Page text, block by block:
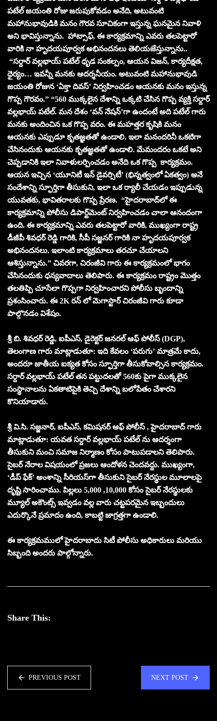
పటేల్ జయంతి రోజు జరుపుకోవడం అనేది, అటువంటి
మహానుభావుడికి మనం గౌరవ సూచికంగా ఇస్తున్న ఘనమైన నివాళి
అని భావిస్తున్నాను. హాట్సాఫ్, ఈ కార్యక్రమాన్ని ఎవరు తలపెట్టారో
వారికి నా హృదయపూర్వక అభినందనలు తెలియజేస్తున్నాను..
“సర్దార్ వల్లభాయ్ పటేల్ ధృడ సంకల్పం, ఆయన విజన్, కార్యదీక్షత,
ధైర్యం… ఇవన్నీ మనకు ఆదర్శనీయం. అటువంటి మహానుభావుడి
జయంతి రోజున ‘ఏక్తా దివస్’ నిర్వహించడం ఆయనకు మనం ఇస్తున్న
గొప్ప గౌరవం.” “560 ముక్కలైన దేశాన్ని ఒక్కటి చేసిన గొప్ప వ్యక్తి సర్దార్
వల్లభాయ్ పటేల్. మన దేశం ‘వన్ నేషన్’గా ఉందంటే అది పటేల్ గారు
మనకు అందించిన ఒక గొప్ప వరం. ఈ మహత్తర కృషికి మనం
ఆయనకు ఎప్పుడూ కృతజ్ఞతతో ఉండాలి. ఇలా మనందరినీ ఒకటిగా
చేసినందుకు ఆయనకు కృతజ్ఞతతో ఉండాలి. మేమందరం ఒకటే అని
చెప్పడానికి ఇలా నివాళులర్పించడం అనేది ఒక గొప్ప కార్యక్రమం.
ఆయన ఇచ్చిన ‘యూనిటీ ఇన్ డైవర్సిటీ’ (భిన్నత్వంలో ఏకత్వం) అనే
సందేశాన్ని స్ఫూర్తిగా తీసుకుని, ఇలా ఒక ర్యాలీ చేయడం ఇప్పుడున్న
యువతకు, భావితరాలకు గొప్ప ప్రేరణ. “హైదరాబాద్‌లో ఈ
కార్యక్రమాన్ని పోలీసు డిపార్ట్‌మెంట్ నిర్వహించడం చాలా ఆనందంగా
ఉంది. ఈ కార్యక్రమాన్ని ఎవరు తలపెట్టారో వారికి, ముఖ్యంగా రాష్ట్ర
డీజీపీ శివధర్ రెడ్డి గారికి, సీపీ సజ్జనర్ గారికి నా హృదయపూర్వక
అభినందనలు. ఇలాంటి కార్యక్రమాలు తరచూ చేయాలని
ఆశిస్తున్నాను.” చివరగా, చిరంజీవి గారు ఈ కార్యక్రమంలో భాగం
చేసినందుకు ధన్యవాదాలు తెలిపారు. ఈ కార్యక్రమం రాష్ట్రం మొత్తం
తలతిప్పి చూసేలా గొప్పగా నిర్వహించారని పోలీసు బృందాన్ని
ప్రశంసించారు. ఈ 2K రన్ లో మెగాస్టార్ చిరంజీవి గారు కూడా
పాల్గొనడం విశేషం.
శ్రీ బి. శివధర్ రెడ్డి, ఐపీఎస్, డైరెక్టర్ జనరల్ ఆఫ్ పోలీస్ (DGP),
తెలంగాణ గారు మాట్లాడుతూ: ఇది కేవలం ‘పరుగు’ మాత్రమే కాదు,
అందరూ జాతీయ ఐక్యత కోసం స్ఫూర్తిగా తీసుకోవాల్సిన కార్యక్రమం.
సర్దార్ వల్లభాయ్ పటేల్ తన పట్టుదలతో 560కు పైగా ముక్కలైన
సంస్థానాలను ఏకతాటిపైకి తెచ్చి దేశాన్ని బలోపేతం చేశారని
కొనియాడారు.
శ్రీ వి.సి. సజ్జనార్, ఐపీఎస్, కమిషనర్ ఆఫ్ పోలీస్ , హైదరాబాద్ గారు
మాట్లాడుతూ: యవత సర్దార్ వల్లభాయ్ పటేల్ ను ఆదర్శంగా
తీసుకుని మంచి సమాజ నిర్మాణం కోసం పాటుపడాలని తెలిపారు.
సైబర్ నేరాల విషయంలో ప్రజలు ఆందోళన చెందవద్దు. ముఖ్యంగా,
‘డీప్ ఫేక్’ అంశాన్ని సీరియస్‌గా తీసుకుని సైబర్ నేరస్థుల మూలాలపై
దృష్టి సారించాము. పిల్లలు 5,000 ,10,000 కోసం సైబర్ నేరస్థులకు
మ్యూల్ అకౌంట్స్ ఇవ్వడం వల్ల వారు చట్టపరమైన ఇబ్బందులు
ఎదుర్కొనే ప్రమాదం ఉంది, కాబట్టి జాగ్రత్తగా ఉండాలి.
ఈ కార్యక్రమములో హైదరాబాదు సిటీ పోలీసు అధికారులు మరియు
సిబ్బంది అందరు పాల్గోన్నారు.
Share This:
PREVIOUS POST NEXT POST